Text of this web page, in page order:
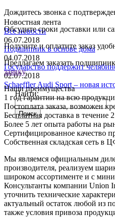
Новостная лента
Все новости
06.07.2018
Подшипник в основе дома
04.07.2018
Государство поддержит
02.07.2018
Schaeffler Audi Sport – новая
Найти:
Дождитесь звонка с
Обсудите сроки доставки или
Получите и оплатите заказ
Предлагаем заказать
заявку
Наши преимущества
1 год гарантии на всю
Постоплата заказа, возможен
Бесплатная доставка в течение
Более 5 лет опыта работы на
Сертифицированное качество
Собственная складская сеть в
Мы являемся официальным
производителя, реализуем
широком ассортименте и с
Консультанты компании Union
уточнить технические
актуальный остаток любой из
также условия привоза